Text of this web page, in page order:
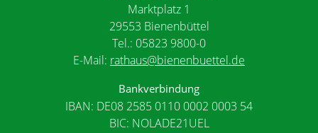
Marktplatz 1
29553 Bienenbüttel
Tel.: 05823 9800-0
E-Mail: rathaus@bienenbuettel.de
Bankverbindung
IBAN: DE08 2585 0110 0002 0003 54
BIC: NOLADE21UEL